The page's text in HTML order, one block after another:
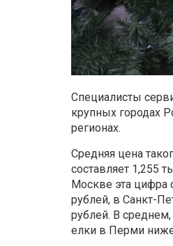
Специалисты
крупных городах
регионах.
Средняя цена
составляет 1,255
Москве эта цифра
рублей, в Санкт-
рублей. В
елки в Перми ниже